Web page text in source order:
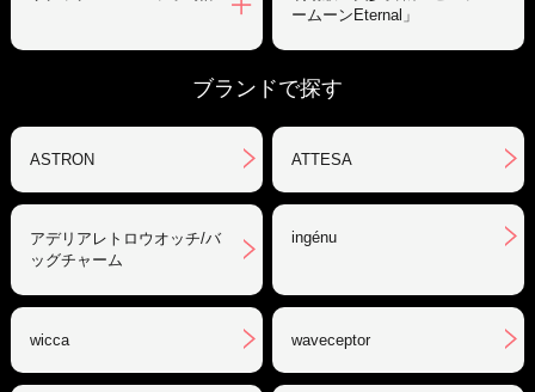
ームーンEternal」
ブランドで探す
ASTRON ATTESA
アデリアレトロウオッチ/バ
ッグチャーム
ingénu
wicca waveceptor